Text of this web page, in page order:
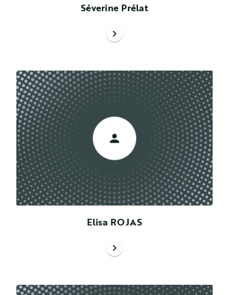
Séverine Prélat
chevron_right
Elisa ROJAS
chevron_right